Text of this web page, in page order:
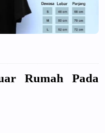
Rumah Pada